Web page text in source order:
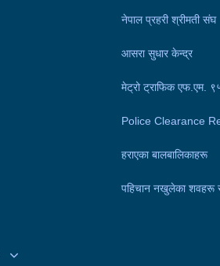
नेपाल प्रहरी श्रीमती संघ
आसरा सुधार केन्द्र
मेट्रो ट्राफिक एफ.एम.
Police Clearance
हराएका बालबालिकाहरू
पहिचान नखुलेका शवहरू